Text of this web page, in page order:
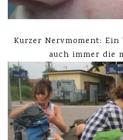
Kurzer Nervmoment: Ein
auch immer die